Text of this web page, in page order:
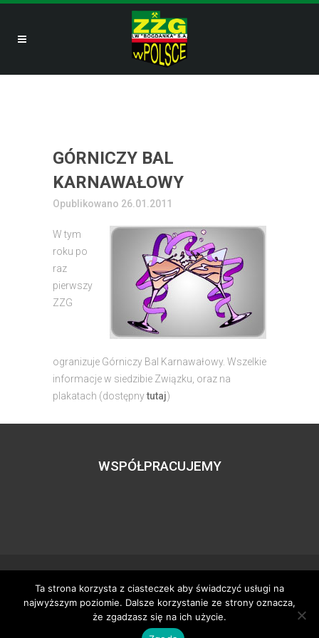
GÓRNICZY BAL
KARNAWAŁOWY
Opublikowano 26.01.2011
W tym
roku po
raz
pierwszy
ZZG
ogranizuje Górniczy Bal Karnawałowy. Wszelkie
informacje w siedzibie Związku, oraz na
plakatach (dostępnytutaj)
WSPÓŁPRACUJEMY
Wszystkie prawa zastrzeżone – zzgbogdanka.pl
Dostosowanie:Tworzenie stron www– H5studio.pl
Ta strona korzysta z ciasteczek aby świadczyć usługi na
najwyższym poziomie. Dalsze korzystanie ze strony oznacza,
że zgadzasz się na ich użycie.